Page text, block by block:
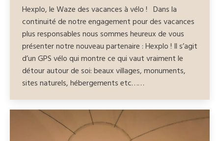
Hexplo, le Waze des vacances à vélo ! Dans la
continuité de notre engagement pour des vacances
plus responsables nous sommes heureux de vous
présenter notre nouveau partenaire : Hexplo ! Il s’agit
d’un GPS vélo qui montre ce qui vaut vraiment le
détour autour de soi: beaux villages, monuments,
sites naturels, hébergements etc……